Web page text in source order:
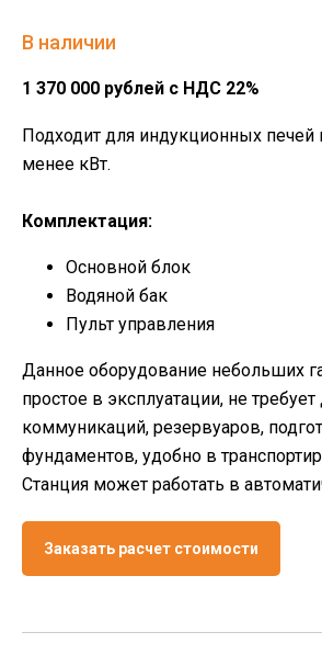
В наличии
1 370 000 рублей с НДС 22%
Подходит для индукционных
менее кВт.
Комплектация:
Основной блок
Водяной бак
Пульт управления
Данное оборудование небольших
простое в эксплуатации, не
коммуникаций, резервуаров,
фундаментов, удобно в
Станция может работать в
Заказать расчет стоимости